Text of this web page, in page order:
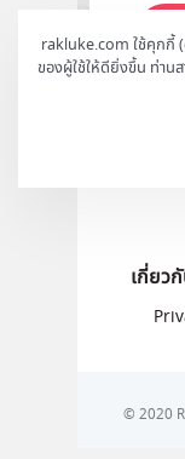
rakluke.com ใช้คุกกี้
ของผู้ใช้ให้ดียิ่งขึ้น ท่านส
เกี่ยว
© 2020